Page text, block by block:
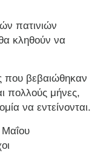
πατινιών
κληθούν να
που βεβαιώθηκαν
πολλούς μήνες,
να εντείνονται.